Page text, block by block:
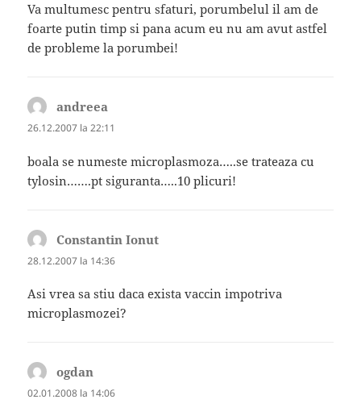
Va multumesc pentru sfaturi, porumbelul il am de
foarte putin timp si pana acum eu nu am avut astfel
de probleme la porumbei!
andreea
26.12.2007 la 22:11
boala se numeste microplasmoza…..se trateaza cu
tylosin…….pt siguranta…..10 plicuri!
Constantin Ionut
28.12.2007 la 14:36
Asi vrea sa stiu daca exista vaccin impotriva
microplasmozei?
ogdan
02.01.2008 la 14:06